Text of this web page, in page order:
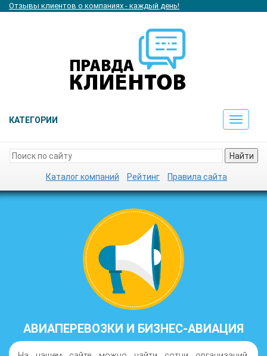
Отзывы клиентов о компаниях - каждый день!
КАТЕГОРИИ
Toggle
Найти
Каталог компаний Рейтинг Правила сайта
АВИАПЕРЕВОЗКИ И БИЗНЕС-АВИАЦИЯ